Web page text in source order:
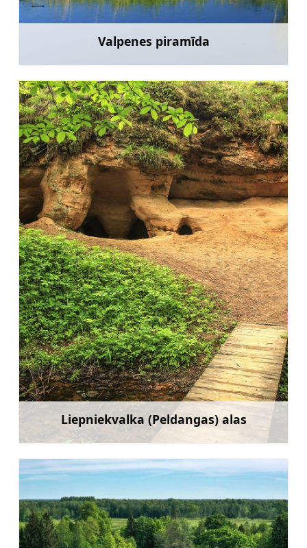
Valpenes piramīda
Liepniekvalka (Peldangas) alas
Uzzināt vairāk